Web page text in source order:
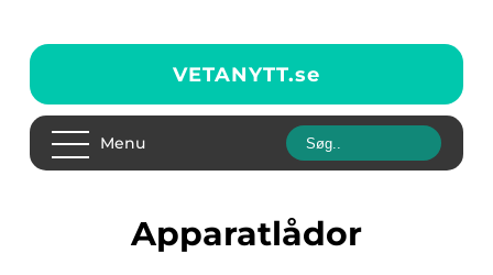
VETANYTT.se
Menu
Apparatlådor